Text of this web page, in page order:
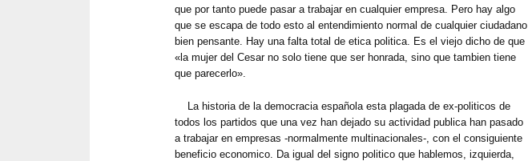
que por tanto puede pasar a trabajar en cualquier empresa. Pero hay algo
que se escapa de todo esto al entendimiento normal de cualquier ciudadano
bien pensante. Hay una falta total de etica politica. Es el viejo dicho de que
«la mujer del Cesar no solo tiene que ser honrada, sino que tambien tiene
que parecerlo».
La historia de la democracia española esta plagada de ex-politicos de
todos los partidos que una vez han dejado su actividad publica han pasado
a trabajar en empresas -normalmente multinacionales-, con el consiguiente
beneficio economico. Da igual del signo politico que hablemos, izquierda,